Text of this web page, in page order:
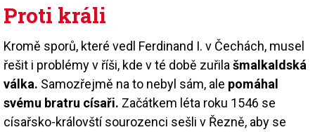
Proti králi
Kromě sporů, které vedl Ferdinand I. v Čechách, musel
řešit i problémy v říši, kde v té době zuřila šmalkaldská
válka. Samozřejmě na to nebyl sám, ale pomáhal
svému bratru císaři. Začátkem léta roku 1546 se
císařsko-královští sourozenci sešli v Řezně, aby se